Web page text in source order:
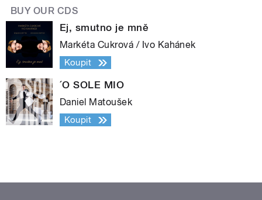
BUY OUR CDS
Ej, smutno je mně
Markéta Cukrová / Ivo Kahánek
Koupit
´O SOLE MIO
Daniel Matoušek
Koupit